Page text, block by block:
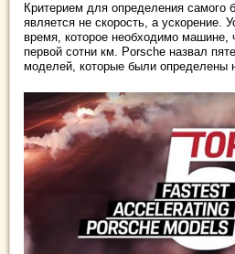
Критерием для определения самого
является не скорость, а ускорение.
время, которое необходимо машине,
первой сотни км. Porsche назвал
моделей, которые были определены